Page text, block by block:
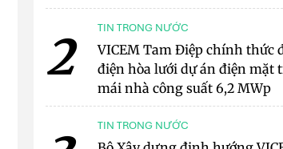
2 TIN TRONG NƯỚC
VICEM Tam Điệp chính thức
điện hòa lưới dự án điện mặt
mái nhà công suất 6,2 MWp
TIN TRONG NƯỚC